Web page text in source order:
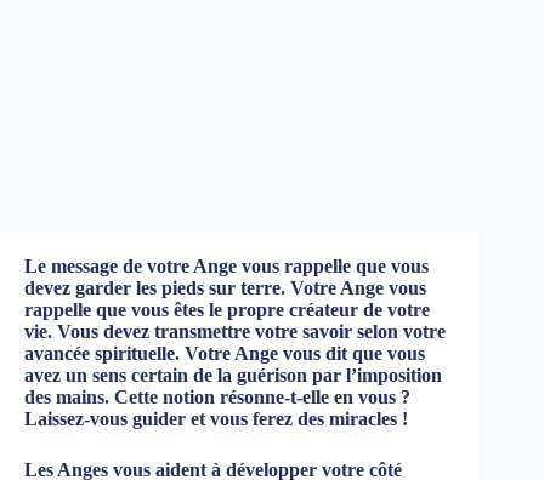
Le message de votre Ange vous rappelle que vous
devez garder les pieds sur terre. Votre Ange vous
rappelle que vous êtes le propre créateur de votre
vie. Vous devez transmettre votre savoir selon votre
avancée spirituelle. Votre Ange vous dit que vous
avez un sens certain de la guérison par l’imposition
des mains. Cette notion résonne-t-elle en vous ?
Laissez-vous guider et vous ferez des miracles !
Les Anges vous aident à développer votre côté